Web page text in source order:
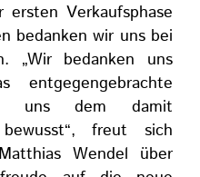
Verkaufsphase
bedanken wir uns bei
„Wir bedanken uns
uns dem damit
freut sich
Wendel über